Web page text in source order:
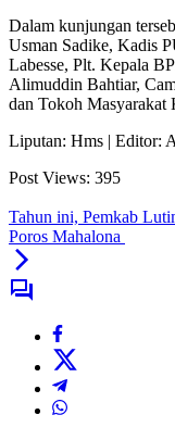
Dalam kunjungan
Usman Sadike, Kadis
Labesse, Plt. Kepala
Alimuddin Bahtiar,
dan Tokoh Masyarakat
Liputan: Hms | Editor:
Post Views: 395
Tahun ini, Pemkab
Poros Mahalona